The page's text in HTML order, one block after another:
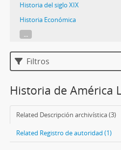
Historia del siglo XIX
Historia Económica
...
Filtros
Historia de América
Related Descripción archivística (3)
Related Registro de autoridad (1)